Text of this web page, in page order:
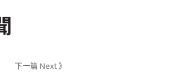
下一篇 Next 》